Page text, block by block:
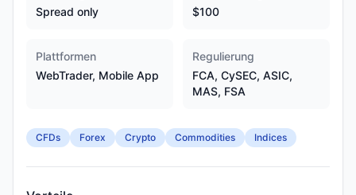
Spread only
$100
Plattformen
WebTrader, Mobile App
Regulierung
FCA, CySEC, ASIC,
MAS, FSA
CFDs Forex Crypto Commodities Indices